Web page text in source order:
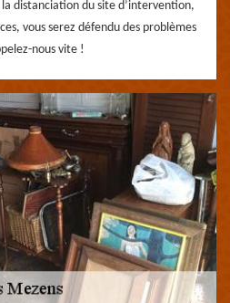
distanciation du site d’intervention,
vous serez défendu des problèmes
nous vite !